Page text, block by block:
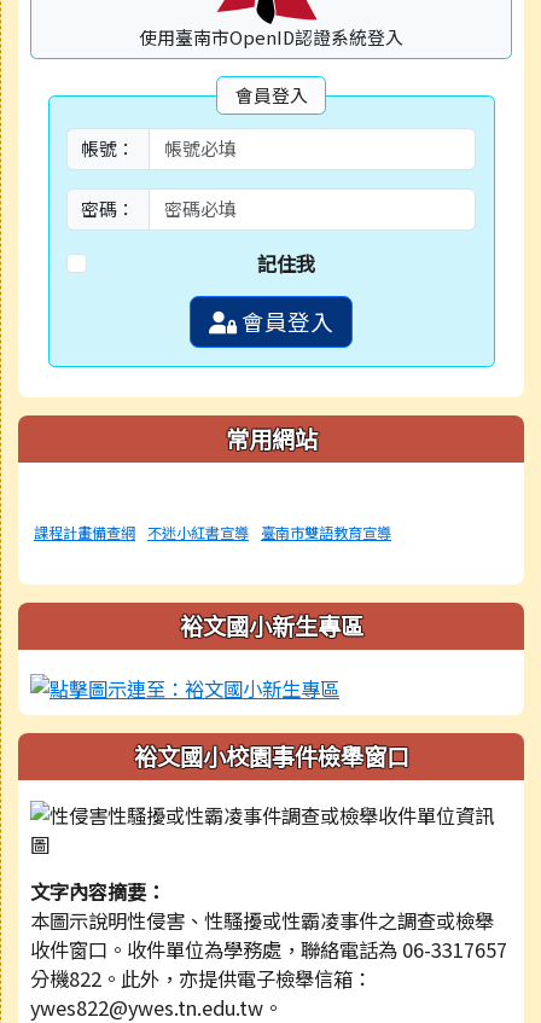
使用臺南市OpenID認證系統登入
會員登入
帳號：
密碼：
記住我
會員登入
常用網站
課程計畫備查網 不迷小紅書宣導 臺南市雙語教育宣導
裕文國小新生專區
裕文國小校園事件檢舉窗口
文字內容摘要：
本圖示說明性侵害、性騷擾或性霸凌事件之調查或檢舉
收件窗口。收件單位為學務處，聯絡電話為 06-3317657
分機822。此外，亦提供電子檢舉信箱：
ywes822@ywes.tn.edu.tw。